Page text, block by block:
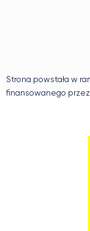
Strona powstała w
finansowanego przez